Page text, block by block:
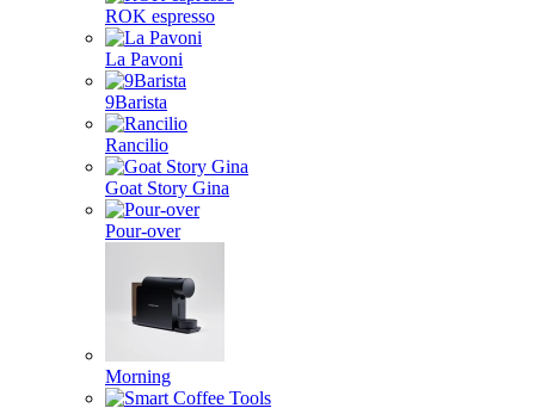
ROK espresso
La Pavoni
9Barista
Rancilio
Goat Story Gina
Pour-over
Morning